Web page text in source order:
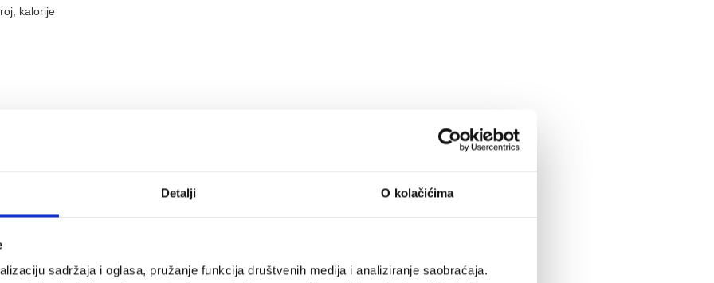
Detalji O kolačićima
sadržaja i oglasa, pružanje funkcija društvenih medija i analiziranje saobraćaja.
kalorije
proizvod